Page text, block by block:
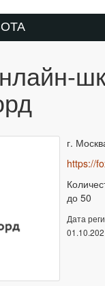
г.
https://
до 50
Дата